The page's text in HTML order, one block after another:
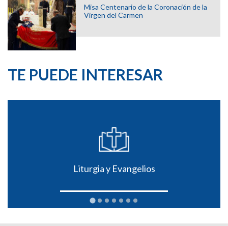
Misa Centenario de la Coronación de la
Virgen del Carmen
TE PUEDE INTERESAR
Liturgia y Evangelios